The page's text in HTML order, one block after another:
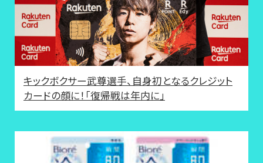
キックボクサー武尊選手、自身初となるクレジット
カードの顔に！「復帰戦は年内に」